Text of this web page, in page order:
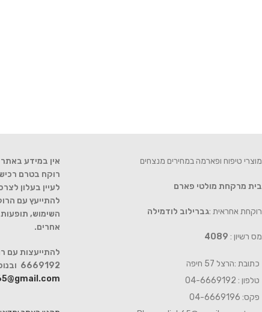
אין במידע
רוקח בטרם
לעיין בעלון
להתייעץ עם
השימוש,
אחרים.
6669192 ובנוסף כתובת דואר אלקטרוני
מוצרי טיפוח ופארמה במחירים מנצחים
בית מרקחת מולטי פארם
רוקחת אחראית :גברילוב לודמילה
מס רשיון : 4089
כתובת :הרצל 57 חיפה
טלפון : 04-6669192
פקס: 04-6669196